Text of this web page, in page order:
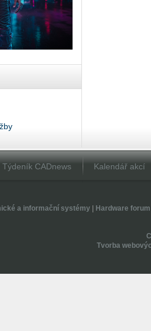
Týdeník CADnews Kalendář akcí
a informační systémy| Hardware forum
Tvorba